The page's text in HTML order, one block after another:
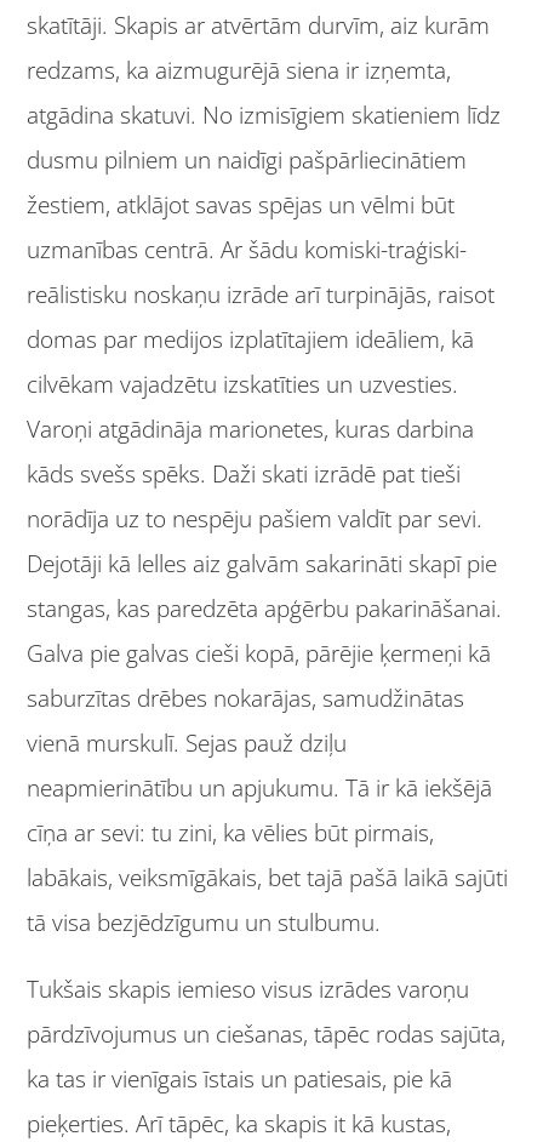
skatītāji. Skapis ar atvērtām durvīm, aiz kurām
redzams, ka aizmugurējā siena ir izņemta,
atgādina skatuvi. No izmisīgiem skatieniem līdz
dusmu pilniem un naidīgi pašpārliecinātiem
žestiem, atklājot savas spējas un vēlmi būt
uzmanības centrā. Ar šādu komiski-traģiski-
reālistisku noskaņu izrāde arī turpinājās, raisot
domas par medijos izplatītajiem ideāliem, kā
cilvēkam vajadzētu izskatīties un uzvesties.
Varoņi atgādināja marionetes, kuras darbina
kāds svešs spēks. Daži skati izrādē pat tieši
norādīja uz to nespēju pašiem valdīt par sevi.
Dejotāji kā lelles aiz galvām sakarināti skapī pie
stangas, kas paredzēta apģērbu pakarināšanai.
Galva pie galvas cieši kopā, pārējie ķermeņi kā
saburzītas drēbes nokarājas, samudžinātas
vienā murskulī. Sejas pauž dziļu
neapmierinātību un apjukumu. Tā ir kā iekšējā
cīņa ar sevi: tu zini, ka vēlies būt pirmais,
labākais, veiksmīgākais, bet tajā pašā laikā sajūti
tā visa bezjēdzīgumu un stulbumu.
Tukšais skapis iemieso visus izrādes varoņu
pārdzīvojumus un ciešanas, tāpēc rodas sajūta,
ka tas ir vienīgais īstais un patiesais, pie kā
pieķerties. Arī tāpēc, ka skapis it kā kustas,